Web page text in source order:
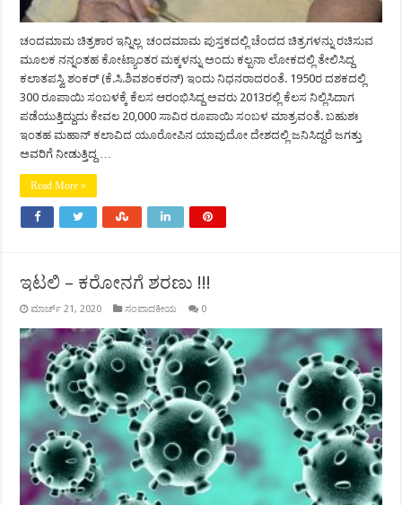
ಚಂದಮಾಮ ಚಿತ್ರಕಾರ ಇನ್ನಿಲ್ಲ ಚಂದಮಾಮ ಪುಸ್ತಕದಲ್ಲಿ ಚೆಂದದ ಚಿತ್ರಗಳನ್ನು ರಚಿಸುವ
ಮೂಲಕ ನನ್ನಂತಹ ಕೋಟ್ಯಾಂತರ ಮಕ್ಕಳನ್ನು ಅಂದು ಕಲ್ಪನಾ ಲೋಕದಲ್ಲಿ ತೇಲಿಸಿದ್ದ
ಕಲಾತಪಸ್ವಿ ಶಂಕರ್ (ಕೆ.ಸಿ.ಶಿವಶಂಕರನ್) ಇಂದು ನಿಧನರಾದರಂತೆ. 1950ರ ದಶಕದಲ್ಲಿ
300 ರೂಪಾಯಿ ಸಂಬಳಕ್ಕೆ ಕೆಲಸ ಆರಂಭಿಸಿದ್ದ ಅವರು 2013ರಲ್ಲಿ ಕೆಲಸ ನಿಲ್ಲಿಸಿದಾಗ
ಪಡೆಯುತ್ತಿದ್ದುದು ಕೇವಲ 20,000 ಸಾವಿರ ರೂಪಾಯಿ ಸಂಬಳ ಮಾತ್ರವಂತೆ. ಬಹುಶಃ
ಇಂತಹ ಮಹಾನ್ ಕಲಾವಿದ ಯೂರೋಪಿನ ಯಾವುದೋ ದೇಶದಲ್ಲಿ ಜನಿಸಿದ್ದರೆ ಜಗತ್ತು
ಅವರಿಗೆ ನೀಡುತ್ತಿದ್ದ …
Read More »
ಇಟಲಿ – ಕರೋನಗೆ ಶರಣು !!!
ಮಾರ್ಚ್ 21, 2020 ಸಂಪಾದಕೀಯ 0